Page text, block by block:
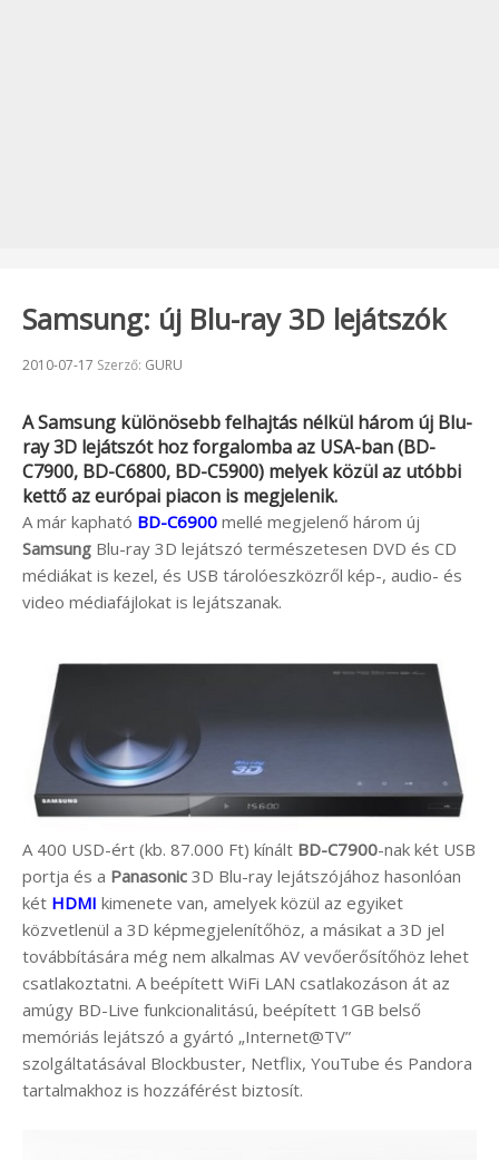
Samsung: új Blu-ray 3D lejátszók
Beküldve:
2010-07-17 Szerző: GURU
ASamsung különösebb felhajtás nélkül három új Blu-
ray 3D lejátszót hoz forgalomba az USA-ban (BD-
C7900, BD-C6800, BD-C5900) melyek közül az utóbbi
kettő az európai piacon is megjelenik.
A már kapható BD-C6900 mellé megjelenő három új
Samsung Blu-ray 3D lejátszó természetesen DVD és CD
médiákat is kezel, és USB tárolóeszközről kép-, audio- és
video médiafájlokat is lejátszanak.
A 400 USD-ért (kb. 87.000 Ft) kínált BD-C7900-nak két USB
portja és a Panasonic 3D Blu-ray lejátszójához hasonlóan
két HDMI kimenete van, amelyek közül az egyiket
közvetlenül a 3D képmegjelenítőhöz, a másikat a 3D jel
továbbítására még nem alkalmas AV vevőerősítőhöz lehet
csatlakoztatni. A beépített WiFi LAN csatlakozáson át az
amúgy BD-Live funkcionalitású, beépített 1GB belső
memóriás lejátszó a gyártó „Internet@TV”
szolgáltatásával Blockbuster, Netflix, YouTube és Pandora
tartalmakhoz is hozzáférést biztosít.